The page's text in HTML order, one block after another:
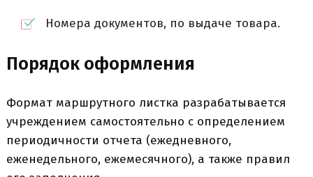
Номера документов, по выдаче товара.
Порядок оформления
Формат маршрутного листка разрабатывается
учреждением самостоятельно с определением
периодичности отчета (ежедневного,
еженедельного, ежемесячного), а также правил